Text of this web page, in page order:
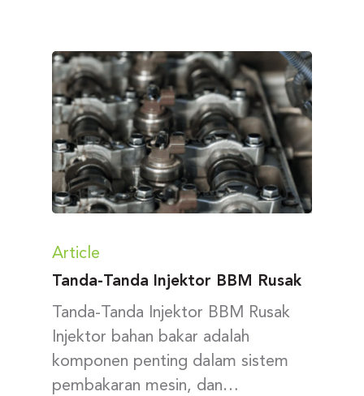
Article
Tanda-Tanda Injektor BBM Rusak
Tanda-Tanda Injektor BBM Rusak
Injektor bahan bakar adalah
komponen penting dalam sistem
pembakaran mesin, dan…